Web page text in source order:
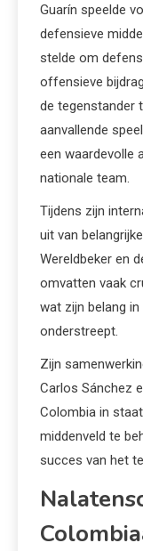
Guarín speelde
defensieve
stelde om
offensieve
de tegenstander
aanvallende
een waardevolle
nationale team.
Tijdens zijn
uit van
Wereldbeker en
omvatten vaak
wat zijn belang
onderstreept.
Zijn
Carlos Sánchez
Colombia in
middenveld te
succes van het